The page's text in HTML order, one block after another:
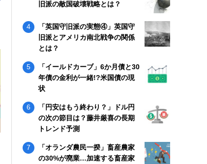
旧派の敵国破壊戦略とは？
「英国守旧派の実態④」英国守
旧派とアメリカ南北戦争の関係
とは？
「イールドカーブ」6か月債と30
年債の金利が一緒!?米国債の現
状
「円安はもう終わり？」ドル円
の次の節目は？藤井厳喜の長期
トレンド予測
「オランダ農民一揆」畜産農家
の30%が廃業…加速する畜産家